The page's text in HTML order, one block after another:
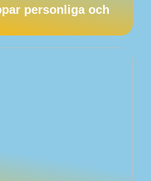
personliga och